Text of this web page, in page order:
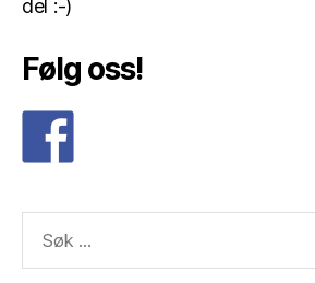
del :-)
Følg oss!
etter: